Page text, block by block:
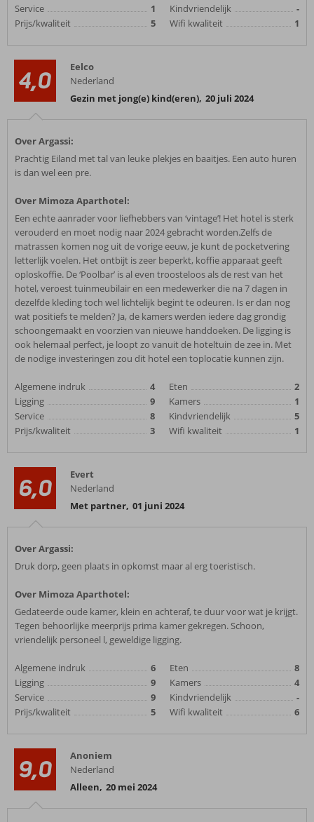
Service
1
Prijs/kwaliteit
5
Kindvriendelijk
-
Wifi kwaliteit
1
4,0
Eelco
Nederland
Gezin met jong(e) kind(eren), 20 juli 2024
Over Argassi:
Prachtig Eiland met tal van leuke plekjes en baaitjes. Een auto huren
is dan wel een pre.
Over Mimoza Aparthotel:
Een echte aanrader voor liefhebbers van ‘vintage’! Het hotel is sterk
verouderd en moet nodig naar 2024 gebracht worden.Zelfs de
matrassen komen nog uit de vorige eeuw, je kunt de pocketvering
letterlijk voelen. Het ontbijt is zeer beperkt, koffie apparaat geeft
oploskoffie. De ‘Poolbar’ is al even troosteloos als de rest van het
hotel, veroest tuinmeubilair en een medewerker die na 7 dagen in
dezelfde kleding toch wel lichtelijk begint te odeuren. Is er dan nog
wat positiefs te melden? Ja, de kamers werden iedere dag grondig
schoongemaakt en voorzien van nieuwe handdoeken. De ligging is
ook helemaal perfect, je loopt zo vanuit de hoteltuin de zee in. Met
de nodige investeringen zou dit hotel een toplocatie kunnen zijn.
Algemene indruk
4
Ligging
9
Service
8
Prijs/kwaliteit
3
Eten
2
Kamers
1
Kindvriendelijk
5
Wifi kwaliteit
1
6,0
Evert
Nederland
Met partner, 01 juni 2024
Over Argassi:
Druk dorp, geen plaats in opkomst maar al erg toeristisch.
Over Mimoza Aparthotel:
Gedateerde oude kamer, klein en achteraf, te duur voor wat je krijgt.
Tegen behoorlijke meerprijs prima kamer gekregen. Schoon,
vriendelijk personeel l, geweldige ligging.
Algemene indruk
6
Ligging
9
Service
9
Prijs/kwaliteit
5
Eten
8
Kamers
4
Kindvriendelijk
-
Wifi kwaliteit
6
9,0
Anoniem
Nederland
Alleen, 20 mei 2024